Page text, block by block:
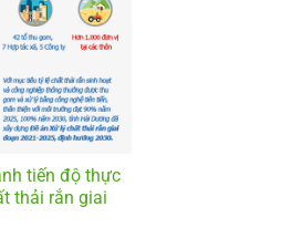
tiến độ thực
thải rắn giai